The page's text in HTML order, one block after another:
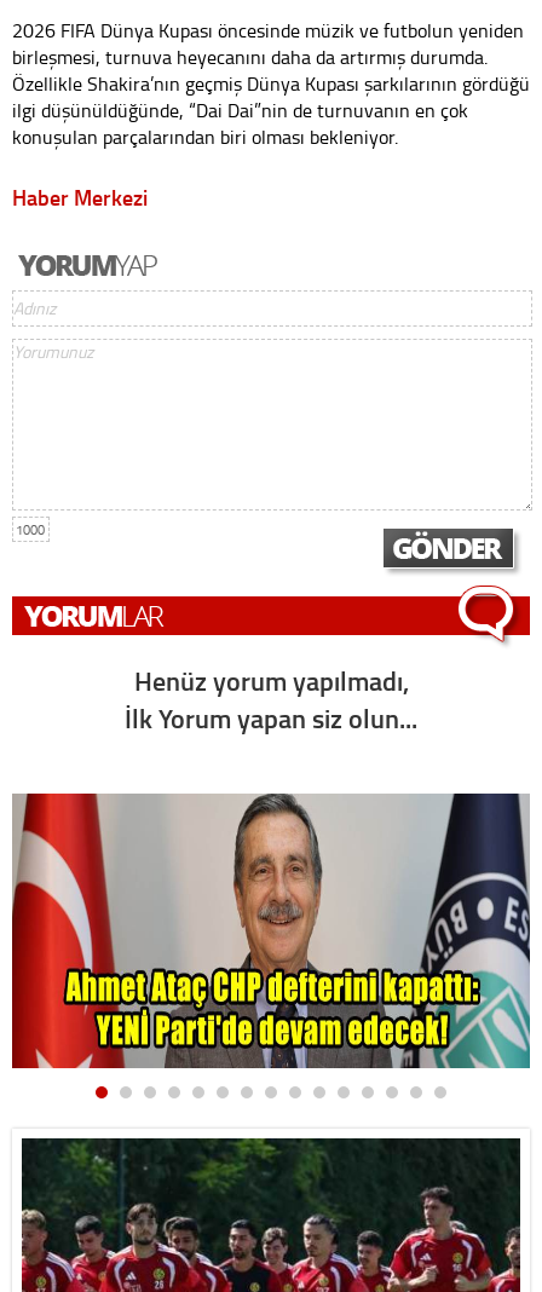
2026 FIFA Dünya Kupası öncesinde müzik ve futbolun yeniden
birleşmesi, turnuva heyecanını daha da artırmış durumda.
Özellikle Shakira’nın geçmiş Dünya Kupası şarkılarının gördüğü
ilgi düşünüldüğünde, “Dai Dai”nin de turnuvanın en çok
konuşulan parçalarından biri olması bekleniyor.
Haber Merkezi
1000
Henüz yorum yapılmadı,
İlk Yorum yapan siz olun...